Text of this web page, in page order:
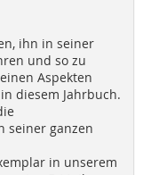
ihn in seiner
und so zu
Aspekten
diesem Jahrbuch.
seiner ganzen
in unserem